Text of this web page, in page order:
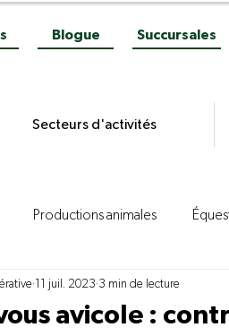
Blogue Succursales
Secteurs d'activités
Productions animales
des grains Productions
avicole :
11 juil. 2023 3 min de lecture